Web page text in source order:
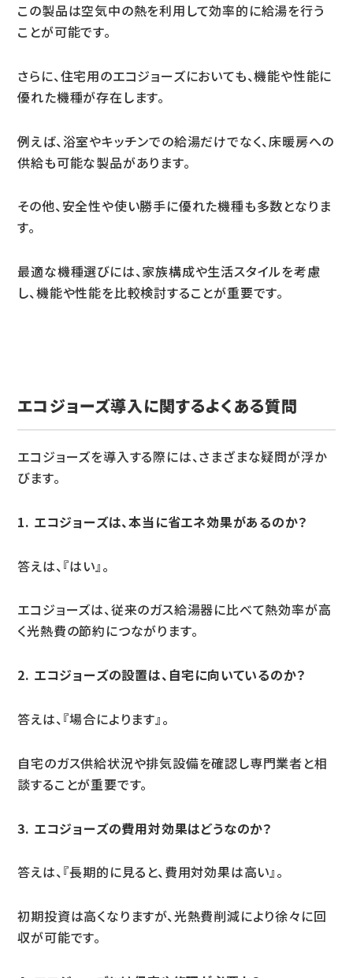
この製品は空気中の熱を利用して効率的に給湯を行う
ことが可能です。
さらに、住宅用のエコジョーズにおいても、機能や性能に
優れた機種が存在します。
例えば、浴室やキッチンでの給湯だけでなく、床暖房への
供給も可能な製品があります。
その他、安全性や使い勝手に優れた機種も多数となりま
す。
最適な機種選びには、家族構成や生活スタイルを考慮
し、機能や性能を比較検討することが重要です。
エコジョーズ導入に関するよくある質問
エコジョーズを導入する際には、さまざまな疑問が浮か
びます。
1. エコジョーズは、本当に省エネ効果があるのか？
答えは、『はい』。
エコジョーズは、従来のガス給湯器に比べて熱効率が高
く光熱費の節約につながります。
2. エコジョーズの設置は、自宅に向いているのか？
答えは、『場合によります』。
自宅のガス供給状況や排気設備を確認し専門業者と相
談することが重要です。
3. エコジョーズの費用対効果はどうなのか？
答えは、『長期的に見ると、費用対効果は高い』。
初期投資は高くなりますが、光熱費削減により徐々に回
収が可能です。